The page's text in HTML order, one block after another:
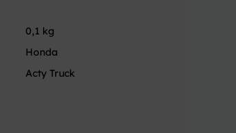
0,1 kg
Honda
Acty Truck